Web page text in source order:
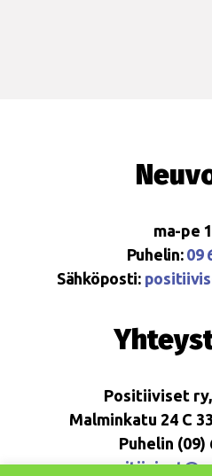
ma-pe
Puhelin: 09
Sähköposti:
Positiiviset
Malminkatu 24 C
Puhelin (09)